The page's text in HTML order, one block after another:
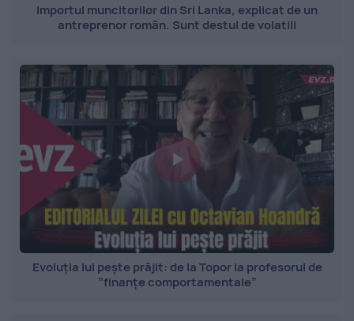
Importul muncitorilor din Sri Lanka, explicat de un
antreprenor român. Sunt destul de volatili
Evoluția lui pește prăjit: de la Topor la profesorul de
”finanțe comportamentale”